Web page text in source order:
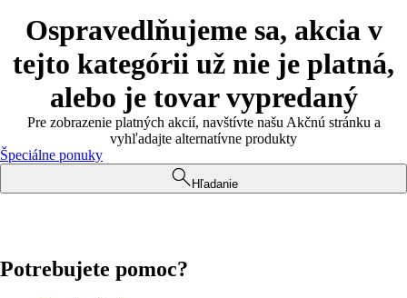
Ospravedlňujeme sa, akcia v
tejto kategórii už nie je platná,
alebo je tovar vypredaný
Pre zobrazenie platných akcií, navštívte našu Akčnú stránku a
vyhľadajte alternatívne produkty
Špeciálne ponuky
Hľadanie
Potrebujete pomoc?